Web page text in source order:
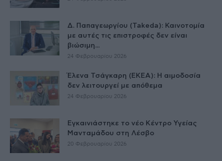
Δ. Παπαγεωργίου (Takeda): Καινοτομία
με αυτές τις επιστροφές δεν είναι
βιώσιμη...
24 Φεβρουαρίου 2026
Έλενα Τσάγκαρη (ΕΚΕΑ): Η αιμοδοσία
δεν λειτουργεί με απόθεμα
24 Φεβρουαρίου 2026
Εγκαινιάστηκε το νέο Κέντρο Υγείας
Μανταμάδου στη Λέσβο
20 Φεβρουαρίου 2026